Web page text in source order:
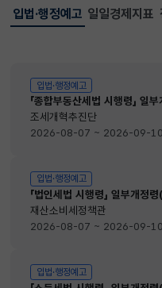
입법·행정예고
선택됨
입법·행정예고
입법·행정예고
「종합부동산세법 시행령」 일
조세개혁추진단
2026-08-07 ~ 2026-09-10
입법·행정예고
「법인세법 시행령」 일부개정
재산소비세정책관
2026-08-07 ~ 2026-09-10
입법·행정예고
일일경제지표